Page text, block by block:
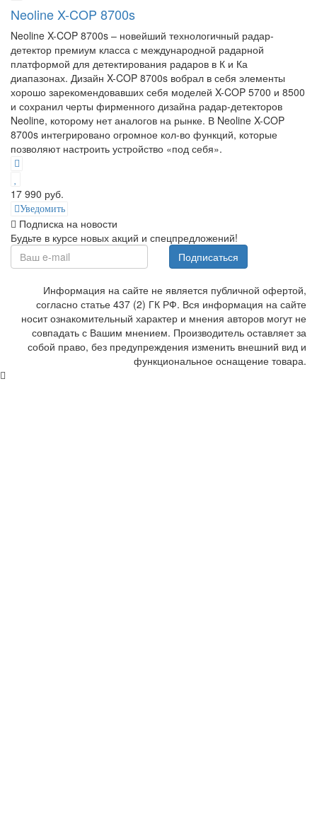
Neoline X-COP 8700s
Neoline X-COP 8700s – новейший технологичный радар-
детектор премиум класса с международной радарной
платформой для детектирования радаров в К и Ка
диапазонах. Дизайн X-COP 8700s вобрал в себя элементы
хорошо зарекомендовавших себя моделей X-COP 5700 и 8500
и сохранил черты фирменного дизайна радар-детекторов
Neoline, которому нет аналогов на рынке. В Neoline X-COP
8700s интегрировано огромное кол-во функций, которые
позволяют настроить устройство «под себя».
17 990 руб.
Уведомить
Подписка на новости
Будьте в курсе новых акций и спецпредложений!
Подписаться
Информация на сайте не является публичной офертой,
согласно статье 437 (2) ГК РФ. Вся информация на сайте
носит ознакомительный характер и мнения авторов могут не
совпадать с Вашим мнением. Производитель оставляет за
собой право, без предупреждения изменить внешний вид и
функциональное оснащение товара.